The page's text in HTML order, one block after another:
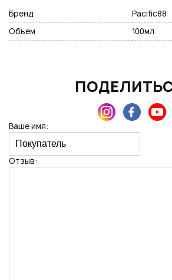
Бренд
Pacific88
Объем
100мл
Ваше имя:
Отзыв:
Подписаться на новые
Нажимая на кнопку "Отправить", вы даете